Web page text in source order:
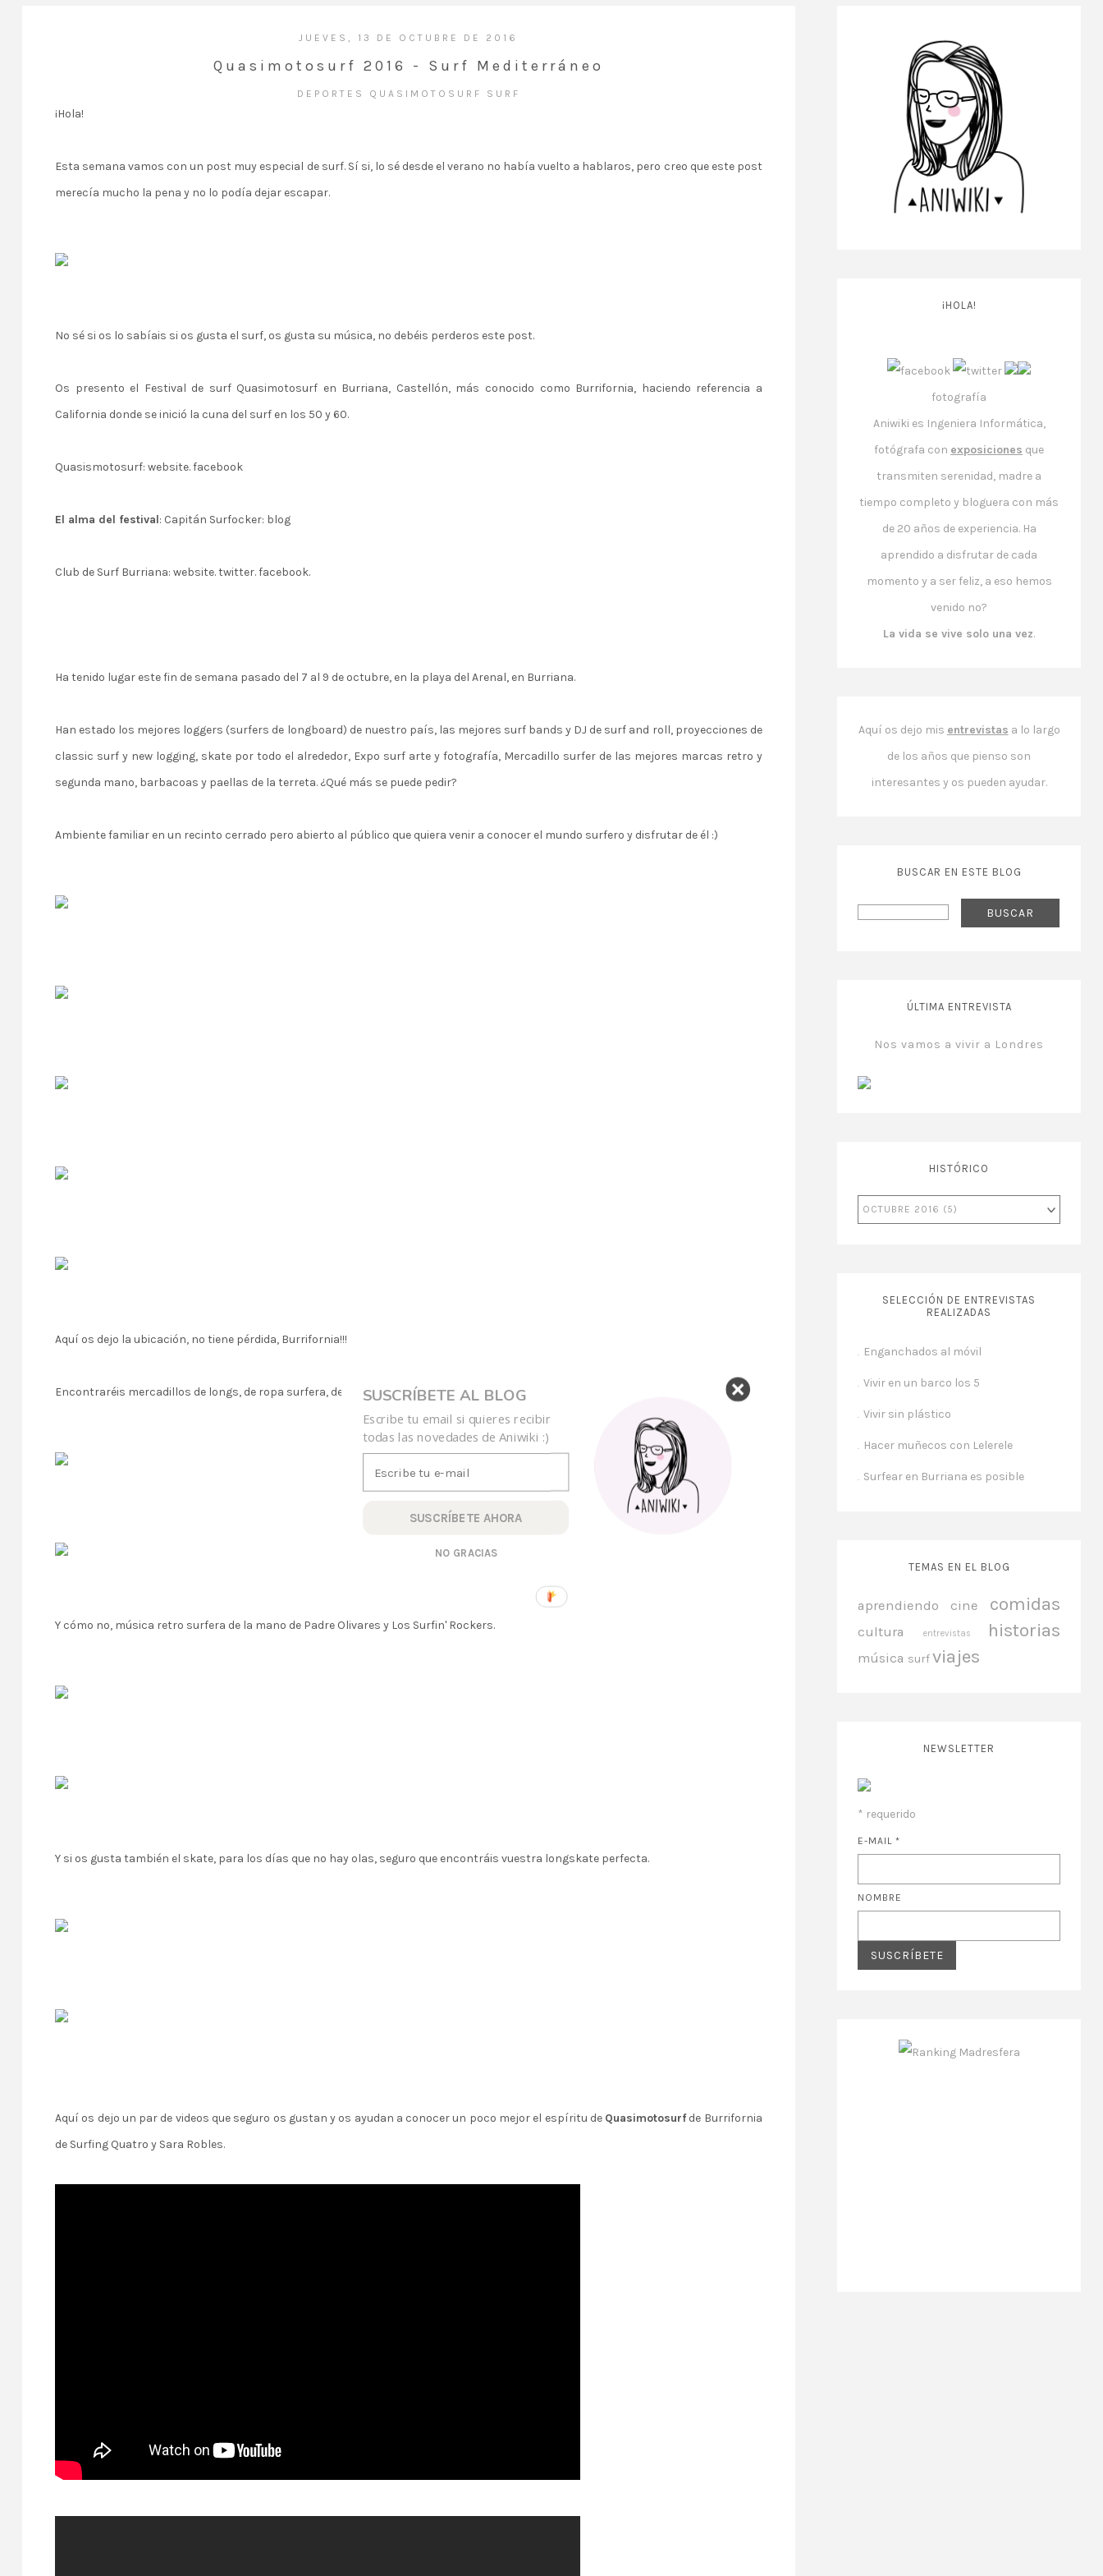
JUEVES, 13 DE OCTUBRE DE 2016
Quasimotosurf 2016 - Surf Mediterráneo
DEPORTES QUASIMOTOSURF SURF
¡Hola!
Esta semana vamos con un post muy especial de surf. Sí si, lo sé desde el verano no había vuelto a hablaros, pero creo que este post
merecía mucho la pena y no lo podía dejar escapar.
No sé si os lo sabíais si os gusta el surf, os gusta su música, no debéis perderos este post.
Os presento el Festival de surf Quasimotosurf en Burriana, Castellón, más conocido como Burrifornia, haciendo referencia a
California donde se inició la cuna del surf en los 50 y 60.
Quasismotosurf: website.facebook
El alma del festival: Capitán Surfocker: blog
Club de Surf Burriana: website.twitter.facebook.
Ha tenido lugar este fin de semana pasado del 7 al 9 de octubre, en la playa del Arenal, en Burriana.
Han estado los mejores loggers (surfers de longboard) de nuestro país, las mejores surf bands y DJ de surf and roll, proyecciones de
classic surf y new logging, skate por todo el alrededor, Expo surf arte y fotografía, Mercadillo surfer de las mejores marcas retro y
segunda mano, barbacoas y paellas de la terreta. ¿Qué más se puede pedir?
Ambiente familiar en un recinto cerrado pero abierto al público que quiera venir a conocer el mundo surfero y disfrutar de él :)
Aquí os dejo la ubicación, no tiene pérdida, Burrifornia!!!
Encontraréis mercadillos de longs, de ropa surfera, de música surfera, más de lo que os podáis imaginar.
Y cómo no, música retro surfera de la mano de Padre Olivares y Los Surfin' Rockers.
Y si os gusta también el skate, para los días que no hay olas, seguro que encontráis vuestra longskate perfecta.
Aquí os dejo un par de videos que seguro os gustan y os ayudan a conocer un poco mejor el espíritu de Quasimotosurfde Burrifornia
de Surfing Quatro y Sara Robles.
¡HOLA!
fotografía
​Aniwiki es Ingeniera Informática,
fotógrafa con exposiciones que
transmiten serenidad, madre a
tiempo completo y bloguera con más
de 20 años de experiencia. Ha
aprendido a disfrutar de cada
momento y a ser feliz, a eso hemos
venido no?
La vida se vive solo una vez.
Aquí os dejo mis entrevistas a lo largo
de los años que pienso son
interesantes y os pueden ayudar.
BUSCAR EN ESTE BLOG
ÚLTIMA ENTREVISTA
Nos vamos a vivir a Londres
HISTÓRICO
SELECCIÓN DE ENTREVISTAS
REALIZADAS
Enganchados al móvil
Vivir en un barco los 5
Vivir sin plástico
Hacer muñecos con Lelerele
Surfear en Burriana es posible
TEMAS EN EL BLOG
aprendiendo cine comidas
cultura entrevistas historias
música surfviajes
NEWSLETTER
* requerido
E-MAIL*
NOMBRE
Escribe tu email si quieres recibir
todas las novedades de Aniwiki :)
SUSCRÍBETE AHORA
NO GRACIAS
SUSCRÍBETE AL BLOG